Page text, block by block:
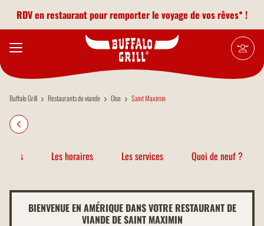
RDV en restaurant pour remporter le voyage de vos rêves* !
Buffalo Grill Restaurants de viande Oise Saint Maximin
Les horaires Les services Quoi de neuf ?
BIENVENUE EN AMÉRIQUE DANS VOTRE RESTAURANT DE
VIANDE DE SAINT MAXIMIN